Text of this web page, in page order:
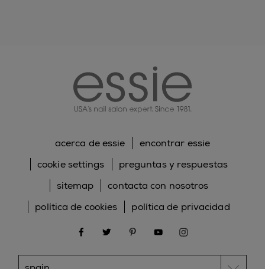
acerca de essie
encontrar essie
cookie settings
preguntas y respuestas
sitemap
contacta con nosotros
política de cookies
política de privacidad
facebooktwitter pinterestyoutubeinstagram